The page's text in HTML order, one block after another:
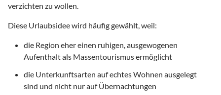
verzichten zu wollen.
Diese Urlaubsidee wird häufig gewählt, weil:
die Region eher einen ruhigen, ausgewogenen
Aufenthalt als Massentourismus ermöglicht
die Unterkunftsarten auf echtes Wohnen ausgelegt
sind und nicht nur auf Übernachtungen